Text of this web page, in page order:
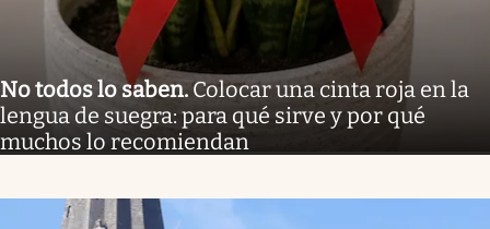
No todos lo saben.Colocar una cinta roja en la
lengua de suegra: para qué sirve y por qué
muchos lo recomiendan